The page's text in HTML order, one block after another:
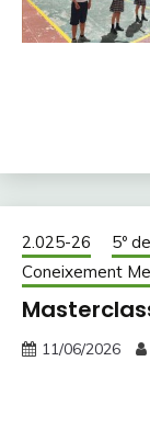
2.025-26 5º
Coneixement
11/06/2026